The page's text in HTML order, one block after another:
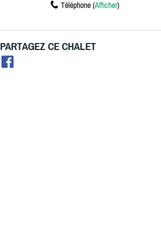
Téléphone (Afficher)
PARTAGEZ CE CHALET